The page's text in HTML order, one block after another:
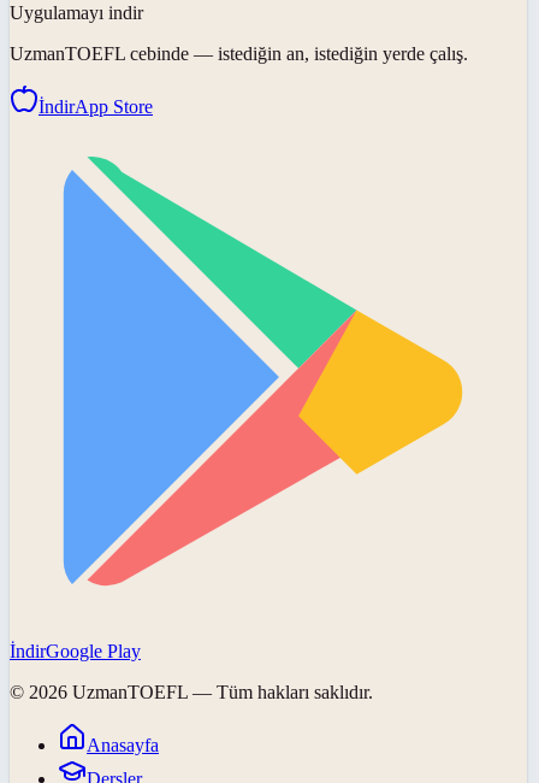
Uygulamayı indir
UzmanTOEFL cebinde — istediğin an, istediğin yerde çalış.
İndirApp Store
İndirGoogle Play
© 2026 UzmanTOEFL — Tüm hakları saklıdır.
Anasayfa
Dersler